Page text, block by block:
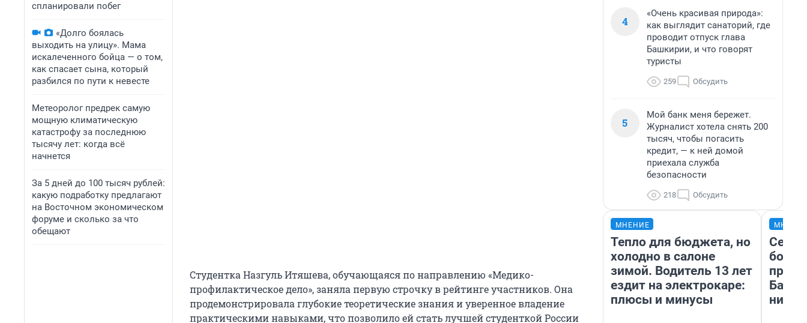
спланировали побег
«Долго боялась
выходить на улицу». Мама
искалеченного бойца — о том,
как спасает сына, который
разбился по пути к невесте
Метеоролог предрек самую
мощную климатическую
катастрофу за последнюю
тысячу лет: когда всё
начнется
За 5 дней до 100 тысяч рублей:
какую подработку предлагают
на Восточном экономическом
форуме и сколько за что
обещают
Студентка Назгуль Итяшева, обучающаяся по направлению «Медико-
профилактическое дело», заняла первую строчку в рейтинге участников. Она
продемонстрировала глубокие теоретические знания и уверенное владение
практическими навыками, что позволило ей стать лучшей студенткой России
4
«Очень красивая природа»:
как выглядит санаторий, где
проводит отпуск глава
Башкирии, и что говорят
туристы
259 Обсудить
5
Мой банк меня бережет.
Журналист хотела снять 200
тысяч, чтобы погасить
кредит, — к ней домой
приехала служба
безопасности
218 Обсудить
МНЕНИЕ
Тепло для бюджета, но
холодно в салоне
зимой. Водитель 13 лет
ездит на электрокаре:
плюсы и минусы
них